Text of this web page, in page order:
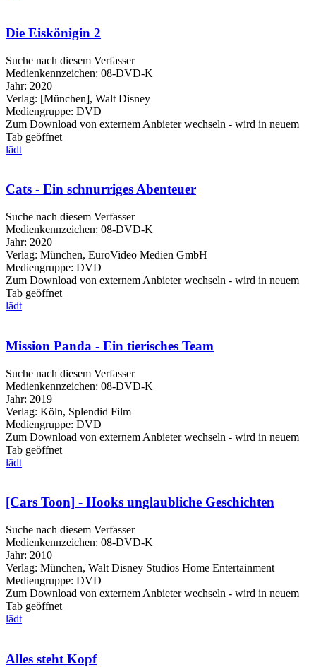
Die Eiskönigin 2
Suche nach diesem Verfasser
Medienkennzeichen: 08-DVD-K
Jahr: 2020
Verlag: [München], Walt Disney
Mediengruppe: DVD
Zum Download von externem Anbieter wechseln - wird in neuem
Tab geöffnet
lädt
Cats - Ein schnurriges Abenteuer
Suche nach diesem Verfasser
Medienkennzeichen: 08-DVD-K
Jahr: 2020
Verlag: München, EuroVideo Medien GmbH
Mediengruppe: DVD
Zum Download von externem Anbieter wechseln - wird in neuem
Tab geöffnet
lädt
Mission Panda - Ein tierisches Team
Suche nach diesem Verfasser
Medienkennzeichen: 08-DVD-K
Jahr: 2019
Verlag: Köln, Splendid Film
Mediengruppe: DVD
Zum Download von externem Anbieter wechseln - wird in neuem
Tab geöffnet
lädt
[Cars Toon] - Hooks unglaubliche Geschichten
Suche nach diesem Verfasser
Medienkennzeichen: 08-DVD-K
Jahr: 2010
Verlag: München, Walt Disney Studios Home Entertainment
Mediengruppe: DVD
Zum Download von externem Anbieter wechseln - wird in neuem
Tab geöffnet
lädt
Alles steht Kopf